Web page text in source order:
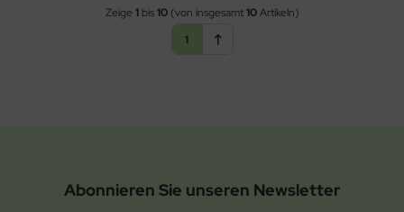
Zeige 1bis10(von insgesamt10Artikeln)
1
Abonnieren Sie unseren Newsletter